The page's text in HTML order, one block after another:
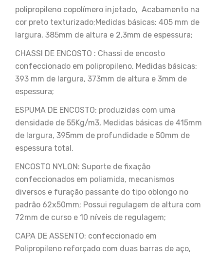
polipropileno copolímero injetado, Acabamento na
cor preto texturizado;Medidas básicas: 405 mm de
largura, 385mm de altura e 2,3mm de espessura;
CHASSI DE ENCOSTO : Chassi de encosto
confeccionado em polipropileno, Medidas básicas:
393 mm de largura, 373mm de altura e 3mm de
espessura;
ESPUMA DE ENCOSTO: produzidas com uma
densidade de 55Kg/m3, Medidas básicas de 415mm
de largura, 395mm de profundidade e 50mm de
espessura total.
ENCOSTO NYLON: Suporte de fixação
confeccionados em poliamida, mecanismos
diversos e furação passante do tipo oblongo no
padrão 62x50mm; Possui regulagem de altura com
72mm de curso e 10 níveis de regulagem;
CAPA DE ASSENTO: confeccionado em
Polipropileno reforçado com duas barras de aço,